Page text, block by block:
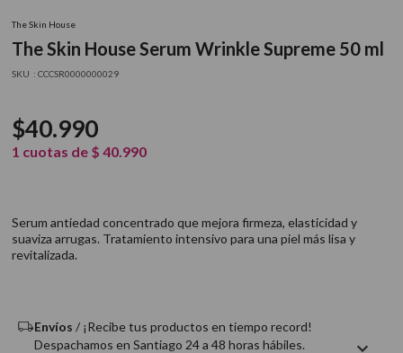
The Skin House
The Skin House Serum Wrinkle Supreme 50 ml
: CCCSR0000000029
$40.990
1 cuotas de $ 40.990
Serum antiedad concentrado que mejora firmeza, elasticidad y
suaviza arrugas. Tratamiento intensivo para una piel más lisa y
revitalizada.
Envíos / ¡Recibe tus productos en tiempo record!
Despachamos en Santiago 24 a 48 horas hábiles.
2 . sow
3. farmavita
5. cepillo
6. gama
9. acondicionador